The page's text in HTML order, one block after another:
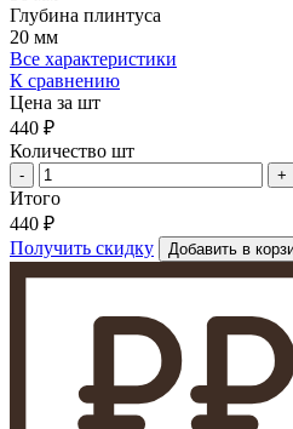
Глубина плинтуса
20 мм
Все характеристики
К сравнению
Цена за шт
440 ₽
Количество шт
- +
Итого
440 ₽
Получить скидку
Добавить в